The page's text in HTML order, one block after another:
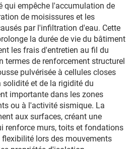
qui empêche l'accumulation de
de moisissures et les
par l'infiltration d'eau. Cette
la durée de vie du bâtiment
les frais d'entretien au fil du
termes de renforcement structurel
pulvérisée à cellules closes
et de la rigidité du
importante dans les zones
ou à l'activité sismique. La
aux surfaces, créant une
renforce murs, toits et fondations
lors des mouvements